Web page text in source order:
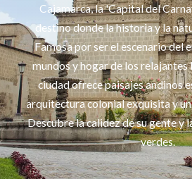
Cajamarca, la 'Capital del
destino donde la historia y la
Famosa por ser el escenario del
mundos y hogar de los relajantes
ciudad ofrece paisajes andinos
arquitectura colonial exquisita y
Descubre la calidez de su gente y
verdes.